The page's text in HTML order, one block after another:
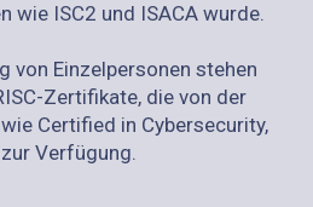
ISC2 und ISACA wurde.
von Einzelpersonen stehen
Zertifikate, die von der
Certified in Cybersecurity,
zur Verfügung.